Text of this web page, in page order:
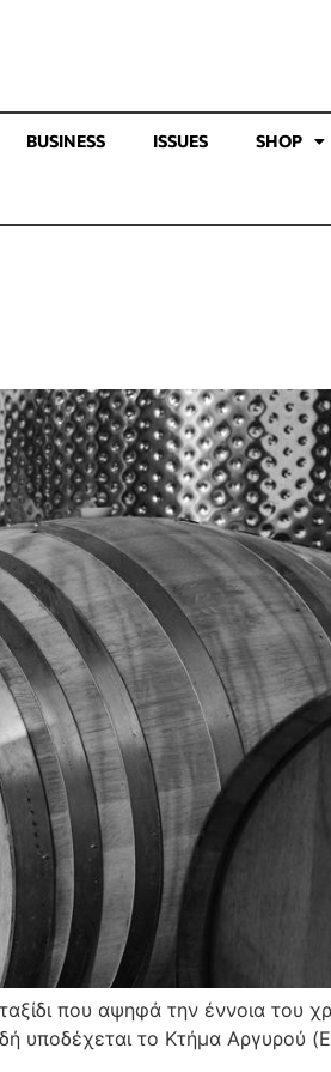
BUSINESS ISSUES SHOP
που αψηφά την έννοια του
υποδέχεται το Κτήμα Αργυρού